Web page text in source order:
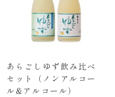
あらごしゆず飲み比べ
セット（ノンアルコー
ル&アルコール）